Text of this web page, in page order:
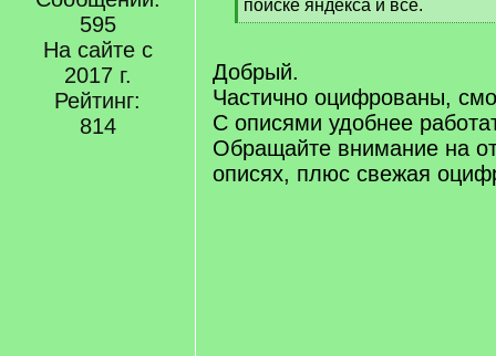
595
На сайте с
2017 г.
Рейтинг:
814
поиске яндекса и все.
[
q
]
Добрый.
Частично оцифрованы,
С описями удобнее
Обращайте внимание на
описях, плюс свежая